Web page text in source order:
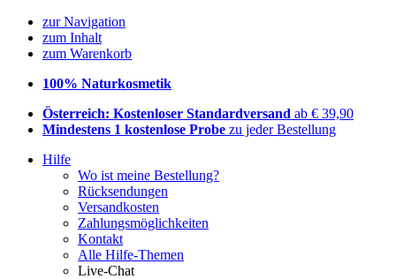
zur Navigation
zum Inhalt
zum Warenkorb
100% Naturkosmetik
Österreich: Kostenloser Standardversand ab € 39,90
Mindestens 1 kostenlose Probe zu jeder Bestellung
Hilfe
Wo ist meine Bestellung?
Rücksendungen
Versandkosten
Zahlungsmöglichkeiten
Kontakt
Alle Hilfe-Themen
Live-Chat